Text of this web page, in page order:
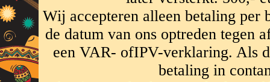
Wij accepteren alleen betaling per
de datum van ons optreden tegen
een VAR- ofIPV-verklaring. Als
betaling in